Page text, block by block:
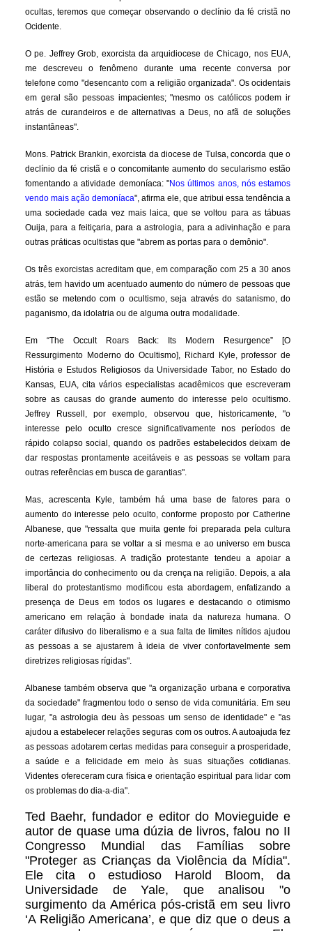
ocultas, teremos que começar observando o declínio da fé cristã no
Ocidente.
O pe. Jeffrey Grob, exorcista da arquidiocese de Chicago, nos EUA,
me descreveu o fenômeno durante uma recente conversa por
telefone como "desencanto com a religião organizada". Os ocidentais
em geral são pessoas impacientes; "mesmo os católicos podem ​​ir
atrás de curandeiros e de alternativas a Deus, no afã de soluções
instantâneas".
Mons. Patrick Brankin, exorcista da diocese de Tulsa, concorda que o
declínio da fé cristã e o concomitante aumento do secularismo estão
fomentando a atividade demoníaca: "Nos últimos anos, nós estamos
vendo mais ação demoníaca", afirma ele, que atribui essa tendência a
uma sociedade cada vez mais laica, que se voltou para as tábuas
Ouija, para a feitiçaria, para a astrologia, para a adivinhação e para
outras práticas ocultistas que "abrem as portas para o demônio".
Os três exorcistas acreditam que, em comparação com 25 a 30 anos
atrás, tem havido um acentuado aumento do número de pessoas que
estão se metendo com o ocultismo, seja através do satanismo, do
paganismo, da idolatria ou de alguma outra modalidade.
Em “The Occult Roars Back: Its Modern Resurgence” [O
Ressurgimento Moderno do Ocultismo], Richard Kyle, professor de
História e Estudos Religiosos da Universidade Tabor, no Estado do
Kansas, EUA, cita vários especialistas acadêmicos que escreveram
sobre as causas do grande aumento do interesse pelo ocultismo.
Jeffrey Russell, por exemplo, observou que, historicamente, "o
interesse pelo oculto cresce significativamente nos períodos de
rápido colapso social, quando os padrões estabelecidos deixam de
dar respostas prontamente aceitáveis ​​e as pessoas se voltam para
outras referências em busca de garantias".
Mas, acrescenta Kyle, também há uma base de fatores para o
aumento do interesse pelo oculto, conforme proposto por Catherine
Albanese, que "ressalta que muita gente foi preparada pela cultura
norte-americana para se voltar a si mesma e ao universo em busca
de certezas religiosas. A tradição protestante tendeu a apoiar a
importância do conhecimento ou da crença na religião. Depois, a ala
liberal do protestantismo modificou esta abordagem, enfatizando a
presença de Deus em todos os lugares e destacando o otimismo
americano em relação à bondade inata da natureza humana. O
caráter difusivo do liberalismo e a sua falta de limites nítidos ajudou
as pessoas a se ajustarem à ideia de viver confortavelmente sem
diretrizes religiosas rígidas".
Albanese também observa que "a organização urbana e corporativa
da sociedade" fragmentou todo o senso de vida comunitária. Em seu
lugar, "a astrologia deu às pessoas um senso de identidade" e "as
ajudou a estabelecer relações seguras com os outros. A autoajuda fez
as pessoas adotarem certas medidas para conseguir a prosperidade,
a saúde e a felicidade em meio às suas situações cotidianas.
Videntes ofereceram cura física e orientação espiritual para lidar com
os problemas do dia-a-dia".
Ted Baehr, fundador e editor do Movieguide e
autor de quase uma dúzia de livros, falou no II
Congresso Mundial das Famílias sobre
"Proteger as Crianças da Violência da Mídia".
Ele cita o estudioso Harold Bloom, da
Universidade de Yale, que analisou "o
surgimento da América pós-cristã em seu livro
‘A Religião Americana’, e que diz que o deus a